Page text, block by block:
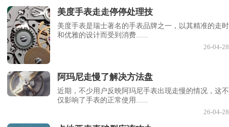
美度手表走走停停处理技
美度手表是瑞士著名的手表品牌之一，以其精准的走时
和优雅的设计而受到消费......
26-04-28
阿玛尼走慢了解决方法盘
近期，不少用户反映阿玛尼手表出现走慢的情况，这不
仅影响了手表的正常使用......
26-04-28